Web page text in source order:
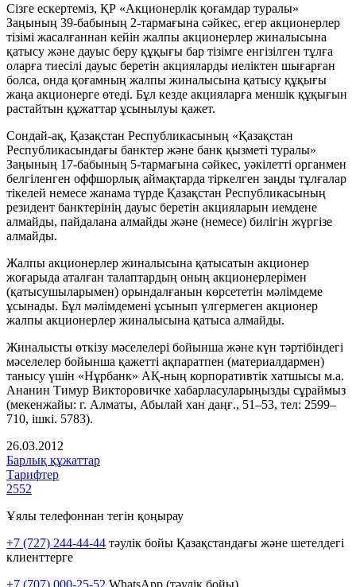
Сізге ескертеміз, ҚР «Акционерлік қоғамдар туралы»
Заңының 39-бабының 2-тармағына сәйкес, егер акционерлер
тізімі жасалғаннан кейін жалпы акционерлер жиналысына
қатысу және дауыс беру құқығы бар тізімге енгізілген тұлға
оларға тиесілі дауыс беретін акцияларды иеліктен шығарған
болса, онда қоғамның жалпы жиналысына қатысу құқығы
жаңа акционерге өтеді. Бұл кезде акцияларға меншік құқығын
растайтын құжаттар ұсынылуы қажет.
Сондай-ақ, Қазақстан Республикасының «Қазақстан
Республикасындағы банктер және банк қызметі туралы»
Заңының 17-бабының 5-тармағына сәйкес, уәкілетті органмен
белгіленген оффшорлық аймақтарда тіркелген заңды тұлғалар
тікелей немесе жанама түрде Қазақстан Республикасының
резидент банктерінің дауыс беретін акцияларын иемдене
алмайды, пайдалана алмайды және (немесе) билігін жүргізе
алмайды.
Жалпы акционерлер жиналысына қатысатын акционер
жоғарыда аталған талаптардың оның акционерлерімен
(қатысушыларымен) орындалғанын көрсететін мәлімдеме
ұсынады. Бұл мәлімдемені ұсынып үлгермеген акционер
жалпы акционерлер жиналысына қатыса алмайды.
Жиналысты өткізу мәселелері бойынша және күн тәртібіндегі
мәселелер бойынша қажетті ақпаратпен (материалдармен)
танысу үшін «Нұрбанк» АҚ-ның корпоративтік хатшысы м.а.
Ананин Тимур Викторовичке хабарласуларыңызды сұраймыз
(мекенжайы: г. Алматы, Абылай хан даңғ., 51–53, тел: 2599–
710, ішкі. 5783).
26.03.2012
Барлық құжаттар
Тарифтер
2552
Ұялы телефоннан тегін қоңырау
+7 (727) 244-44-44 тәулік бойы Қазақстандағы және шетелдегі
клиенттерге
+7 (707) 000-25-52 WhatsApp (тәулік бойы)